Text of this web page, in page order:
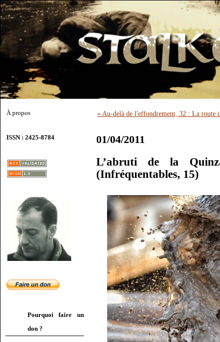
À propos
ISSN : 2425-8784
Pourquoi faire un
don ?
« Au-delà de l'effondrement, 32 : La route
01/04/2011
L’abruti de la
(Infréquentables, 15)